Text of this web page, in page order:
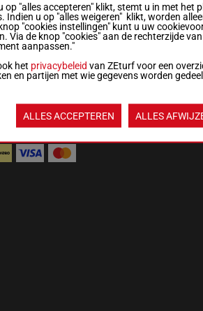
365
VOORWAARDEN
op "alles accepteren" klikt, stemt u in met het
Indien u op "alles weigeren" klikt, worden
"cookies instellingen" kunt u uw
Via de knop "cookies" aan de rechterzijde
aanpassen."
het privacybeleid van ZEturf voor een
en partijen met wie gegevens worden
ALLES ACCEPTEREN ALLES